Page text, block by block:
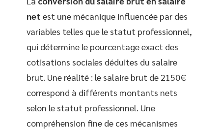
net est une mécanique influencée par des
variables telles que le statut professionnel,
qui détermine le pourcentage exact des
cotisations sociales déduites du salaire
brut. Une réalité : le salaire brut de 2150€
correspond à différents montants nets
selon le statut professionnel. Une
compréhension fine de ces mécanismes